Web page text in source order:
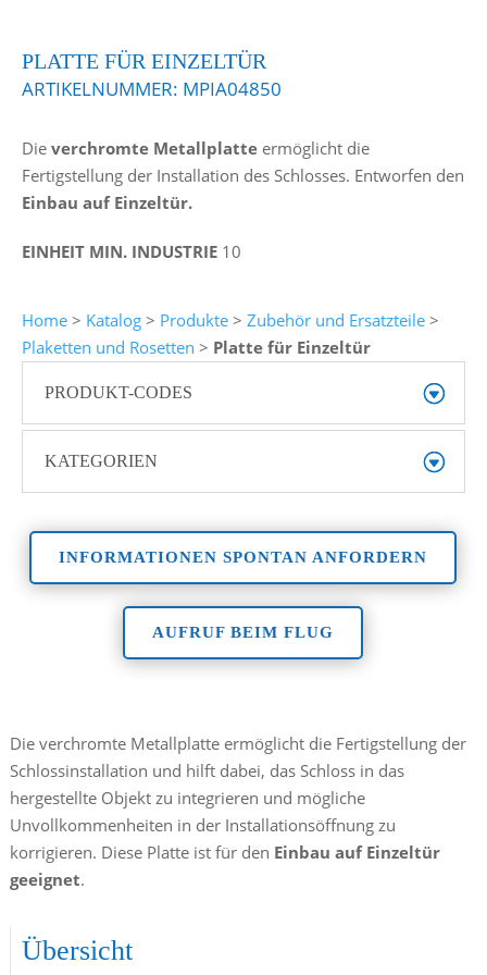
PLATTE FÜR EINZELTÜR
ARTIKELNUMMER: MPIA04850
Die verchromte Metallplatteermöglicht die
Fertigstellung der Installation des Schlosses. Entworfen den
Einbau auf Einzeltür.
EINHEIT MIN. INDUSTRIE 10
Home> Katalog> Produkte> Zubehör und Ersatzteile>
Plaketten und Rosetten > Platte für Einzeltür
PRODUKT-CODES
KATEGORIEN
INFORMATIONEN SPONTAN ANFORDERN
AUFRUF BEIM FLUG
Die verchromte Metallplatte ermöglicht die Fertigstellung der
Schlossinstallation und hilft dabei, das Schloss in das
hergestellte Objekt zu integrieren und mögliche
Unvollkommenheiten in der Installationsöffnung zu
korrigieren. Diese Platte ist für den Einbau auf Einzeltür
geeignet.
Übersicht